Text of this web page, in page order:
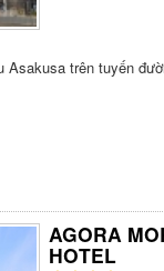
Asakusa trên tuyến
AGORA
HOTEL